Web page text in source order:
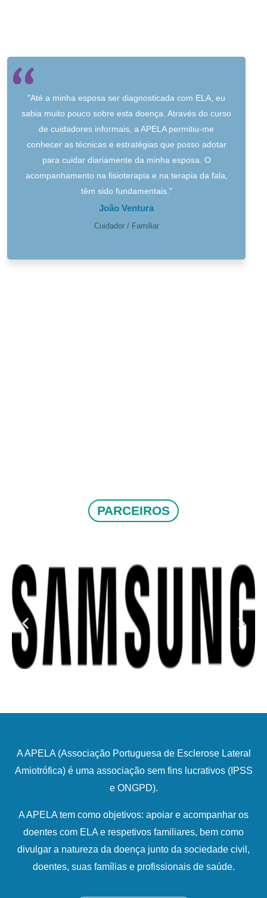
"Até a minha esposa ser diagnosticada com ELA, eu
sabia muito pouco sobre esta doença. Através do curso
de cuidadores informais, a APELA permitiu-me
conhecer as técnicas e estratégias que posso adotar
para cuidar diariamente da minha esposa. O
acompanhamento na fisioterapia e na terapia da fala,
têm sido fundamentais."
João Ventura
Cuidador / Familiar
PARCEIROS
A APELA (Associação Portuguesa de Esclerose Lateral
Amiotrófica) é uma associação sem fins lucrativos (IPSS
e ONGPD).
A APELA tem como objetivos: apoiar e acompanhar os
doentes com ELA e respetivos familiares, bem como
divulgar a natureza da doença junto da sociedade civil,
doentes, suas famílias e profissionais de saúde.